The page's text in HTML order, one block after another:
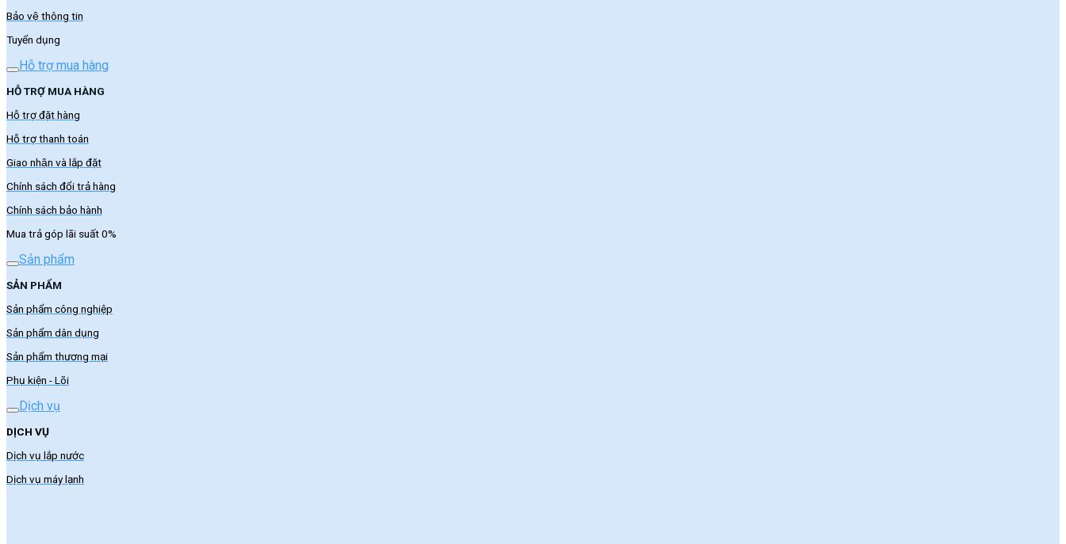
Bảo vệ thông tin
Tuyển dụng
Hỗ trợ mua hàng
HỖ TRỢ MUA HÀNG
Hỗ trợ đặt hàng
Hỗ trợ thanh toán
Giao nhận và lắp đặt
Chính sách đổi trả hàng
Chính sách bảo hành
Mua trả góp lãi suất 0%
Sản phẩm
SẢN PHẨM
Sản phẩm công nghiệp
Sản phẩm dân dụng
Sản phẩm thương mại
Phụ kiện - Lõi
Dịch vụ
DỊCH VỤ
Dịch vụ lắp nước
Dịch vụ máy lạnh